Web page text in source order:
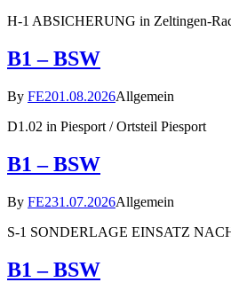
H-1 ABSICHERUNG in Zeltingen-
B1 – BSW
By FE201.08.2026Allgemein
D1.02 in Piesport / Ortsteil Piesport
B1 – BSW
By FE231.07.2026Allgemein
S-1 SONDERLAGE EINSATZ
B1 – BSW